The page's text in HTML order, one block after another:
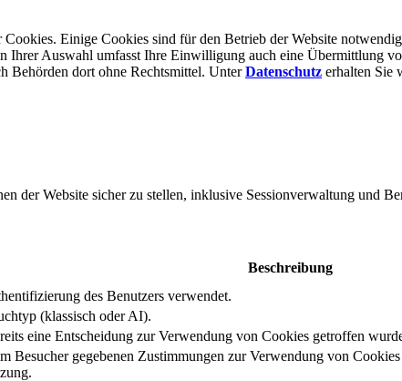
Einige Cookies sind für den Betrieb der Website
Auswahl umfasst Ihre Einwilligung auch eine Übermittlung
Behörden dort ohne Rechts­mittel. UnterDatenschutz erhalten Sie
der Website sicher zu stellen, inklusive Sessionverwaltung und
Beschreibung
des Benutzers verwendet.
(klassisch oder AI).
eine Entscheidung zur Verwendung von Cookies getroffen
Besucher gegebenen Zustimmungen zur Verwendung von